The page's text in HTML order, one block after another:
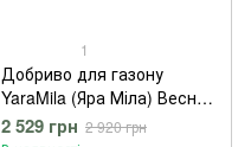
1
Добриво для газону
YaraMila (Яра Міла) Весна-
Літо 10 кг
2 529 грн 2 920 грн